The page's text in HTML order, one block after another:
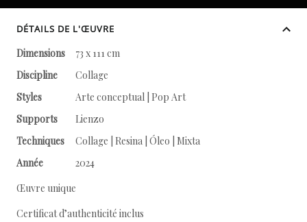
DÉTAILS DE L'ŒUVRE
Dimensions
73 x 111 cm
Discipline
Collage
Styles
Arte conceptual | Pop Art
Supports
Lienzo
Techniques
Collage | Resina | Óleo | Mixta
Année
2024
Œuvre unique
Certificat d’authenticité inclus